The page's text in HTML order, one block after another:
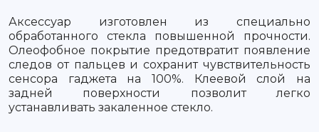
Аксессуар изготовлен из специально
обработанного стекла повышенной прочности.
Олеофобное покрытие предотвратит появление
следов от пальцев и сохранит чувствительность
сенсора гаджета на 100%. Клеевой слой на
задней поверхности позволит легко
устанавливать закаленное стекло.